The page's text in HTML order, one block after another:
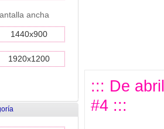
ancha
1440x900
1920x1200
::: De
#4 :::